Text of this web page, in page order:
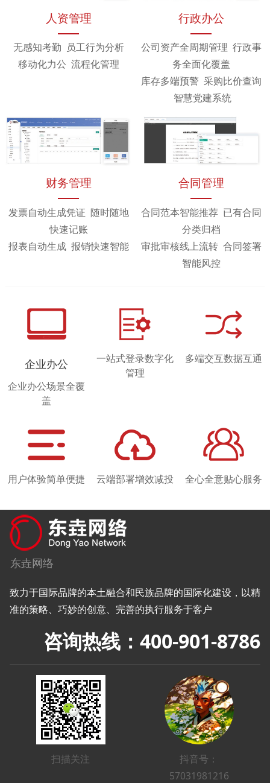
人资管理
无感知考勤 员工行为分析
移动化力公 流程化管理
行政办公
公司资产全周期管理 行政事
务全面化覆盖
库存多端预警 采购比价查询
智慧党建系统
财务管理
发票自动生成凭证 随时随地
快速记账
报表自动生成 报销快速智能
合同管理
合同范本智能推荐 已有合同
分类归档
审批审核线上流转 合同签署
智能风控
企业办公
企业办公场景全覆
盖
一站式登录数字化
管理
多端交互数据互通
用户体验简单便捷 云端部署增效减投 全心全意贴心服务
东垚网络
致力于国际品牌的本土融合和民族品牌的国际化建设，以精
准的策略、巧妙的创意、完善的执行服务于客户
咨询热线：400-901-8786
扫描关注
抖音号：
57031981216